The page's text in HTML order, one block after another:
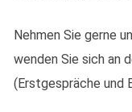
Nehmen Sie gerne
wenden Sie sich an
(Erstgespräche und